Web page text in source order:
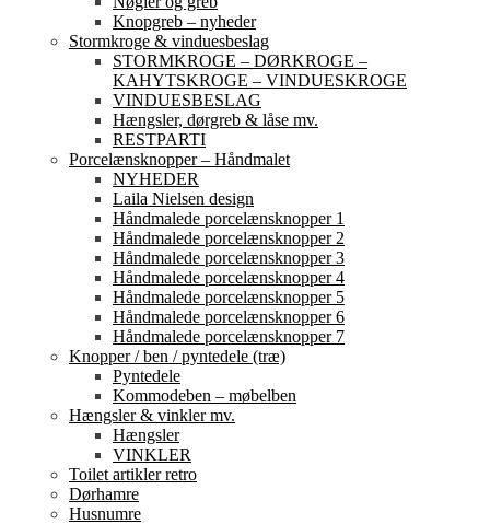
Knopgreb – nyheder
Stormkroge & vinduesbeslag
STORMKROGE – DØRKROGE –
KAHYTSKROGE – VINDUESKROGE
VINDUESBESLAG
Hængsler, dørgreb & låse mv.
RESTPARTI
Porcelænsknopper – Håndmalet
NYHEDER
Laila Nielsen design
Håndmalede porcelænsknopper 1
Håndmalede porcelænsknopper 2
Håndmalede porcelænsknopper 3
Håndmalede porcelænsknopper 4
Håndmalede porcelænsknopper 5
Håndmalede porcelænsknopper 6
Håndmalede porcelænsknopper 7
Knopper / ben / pyntedele (træ)
Pyntedele
Kommodeben – møbelben
Hængsler & vinkler mv.
Hængsler
VINKLER
Toilet artikler retro
Dørhamre
Husnumre